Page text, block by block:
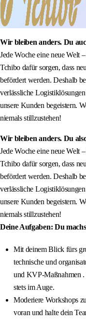
Wir bleiben anders. Du
Jede Woche eine neue Welt
Tchibo dafür sorgen, dass
befördert werden. Deshalb
verlässliche
unsere Kunden begeistern.
niemals stillzustehen!
Wir bleiben anders. Du
Jede Woche eine neue Welt
Tchibo dafür sorgen, dass
befördert werden. Deshalb
verlässliche
unsere Kunden begeistern.
niemals stillzustehen!
Deine Aufgaben: Du
Mit deinem Blick fürs
technische und
und KVP-Maßnahmen .
stets im Auge.
Moderiere Workshops
voran und halte dein